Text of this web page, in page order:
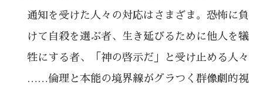
通知を受けた人々の対応はさまざま。恐怖に負
けて自殺を選ぶ者、生き延びるために他人を犠
牲にする者、「神の啓示だ」と受け止める人々
……倫理と本能の境界線がグラつく群像劇的視